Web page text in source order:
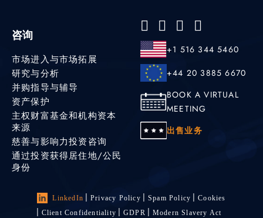
咨询
市场进入与市场拓展
研究与分析
并购指导与辅导
资产保护
主权财富基金和机构资本
来源
慈善与影响力投资咨询
通过投资获得居住地/公民
身份
+1 516 344 5460
+44 20 3885 6670
BOOK A VIRTUAL
MEETING
出售业务
LinkedIn Privacy Policy Spam Policy
Cookies
Client Confidentiality
GDPR
Modern Slavery Act